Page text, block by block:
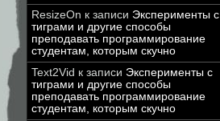
ResizeOn к записи Эксперименты с
тиграми и другие способы
преподавать программирование
студентам, которым скучно
Text2Vid к записи Эксперименты с
тиграми и другие способы
преподавать программирование
студентам, которым скучно